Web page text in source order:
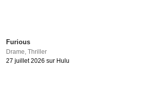
Furious
Drame,Thriller
27 juillet 2026 sur Hulu